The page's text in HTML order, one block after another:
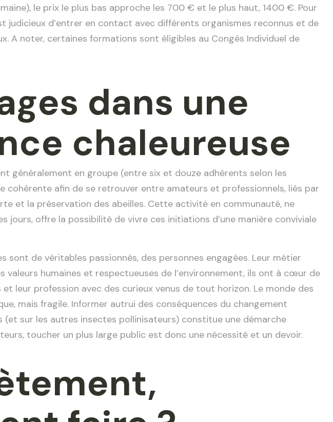
le prix le plus bas approche les 700 € et le plus haut, 1400 €. Pour
judicieux d’entrer en contact avec différents organismes reconnus et de
A noter, certaines formations sont éligibles au Congés Individuel de
dans une
chaleureuse
généralement en groupe (entre six et douze adhérents selon les
cohérente afin de se retrouver entre amateurs et professionnels, liés par
et la préservation des abeilles. Cette activité en communauté, ne
jours, offre la possibilité de vivre ces initiations d’une manière conviviale
sont de véritables passionnés, des personnes engagées. Leur métier
valeurs humaines et respectueuses de l’environnement, ils ont à cœur de
leur profession avec des curieux venus de tout horizon. Le monde des
mais fragile. Informer autrui des conséquences du changement
(et sur les autres insectes pollinisateurs) constitue une démarche
toucher un plus large public est donc une nécessité et un devoir.